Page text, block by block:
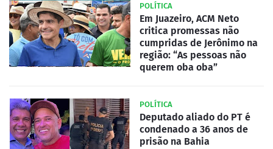
POLÍTICA
Em Juazeiro, ACM Neto
critica promessas não
cumpridas de Jerônimo na
região: “As pessoas não
querem oba oba”
POLÍTICA
Deputado aliado do PT é
condenado a 36 anos de
prisão na Bahia